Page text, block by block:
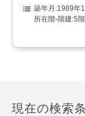
1989年1
5
現在の検索